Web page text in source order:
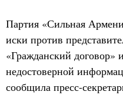
Партия «Сильная
иски против
«Гражданский договор»
недостоверной
сообщила пресс-